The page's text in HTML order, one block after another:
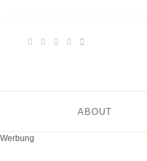
ABOUT
Werbung